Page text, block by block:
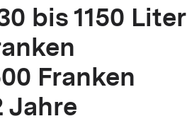
bis 1150 Liter
Franken
Jahre